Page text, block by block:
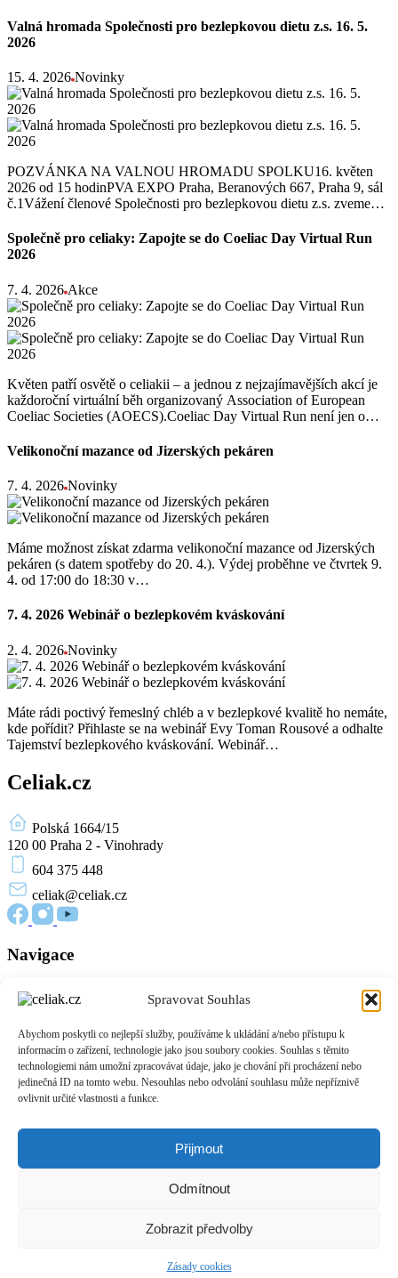
Spravovat Souhlas
Abychom poskytli co nejlepší služby, používáme k ukládání a/nebo přístupu k
informacím o zařízení, technologie jako jsou soubory cookies. Souhlas s těmito
technologiemi nám umožní zpracovávat údaje, jako je chování při procházení nebo
jedinečná ID na tomto webu. Nesouhlas nebo odvolání souhlasu může nepříznivě
ovlivnit určité vlastnosti a funkce.
Přijmout
Odmítnout
Zobrazit předvolby
Zásady cookies
Valná hromada Společnosti pro bezlepkovou dietu z.s. 16. 5.
2026
15. 4. 2026 Novinky
POZVÁNKA NA VALNOU HROMADU SPOLKU16. květen
2026 od 15 hodinPVA EXPO Praha, Beranových 667, Praha 9, sál
č.1Vážení členové Společnosti pro bezlepkovou dietu z.s. zveme…
Společně pro celiaky: Zapojte se do Coeliac Day Virtual Run
2026
7. 4. 2026 Akce
Květen patří osvětě o celiakii – a jednou z nejzajímavějších akcí je
každoroční virtuální běh organizovaný Association of European
Coeliac Societies (AOECS).Coeliac Day Virtual Run není jen o…
Velikonoční mazance od Jizerských pekáren
7. 4. 2026 Novinky
Máme možnost získat zdarma velikonoční mazance od Jizerských
pekáren (s datem spotřeby do 20. 4.). Výdej proběhne ve čtvrtek 9.
4. od 17:00 do 18:30 v…
7. 4. 2026 Webinář o bezlepkovém kváskování
2. 4. 2026 Novinky
Máte rádi poctivý řemeslný chléb a v bezlepkové kvalitě ho nemáte,
kde pořídit? Přihlaste se na webinář Evy Toman Rousové a odhalte
Tajemství bezlepkového kváskování. Webinář…
Celiak.cz
Polská 1664/15
120 00 Praha 2 - Vinohrady
604 375 448
celiak@celiak.cz
Navigace
Edukační materiály
Přihlášení
Zásady cookies (EU)
Informace
Pro provozovny a výrobce